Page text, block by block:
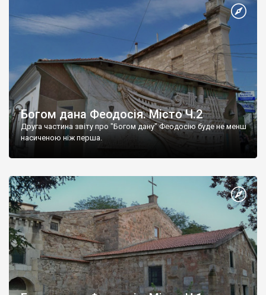
Богом дана Феодосія. Місто Ч.2
Друга частина звіту про "Богом дану" Феодосію буде не менш
насиченою ніж перша.